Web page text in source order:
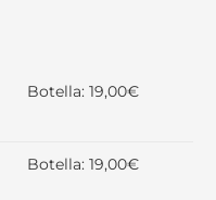
Botella: 19,00€
Botella: 19,00€